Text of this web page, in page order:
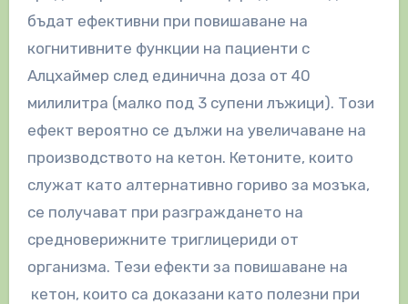
бъдат ефективни при повишаване на
когнитивните функции на пациенти с
Алцхаймер след единична доза от 40
милилитра (малко под 3 супени лъжици). Този
ефект вероятно се дължи на увеличаване на
производството на кетон. Кетоните, които
служат като алтернативно гориво за мозъка,
се получават при разграждането на
средноверижните триглицериди от
организма. Тези ефекти за повишаване на
кетон, които са доказани като полезни при